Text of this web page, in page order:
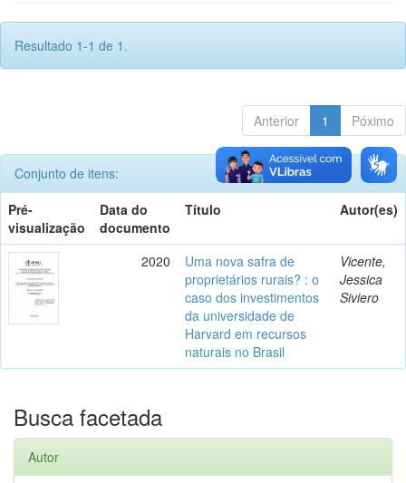
Resultado 1-1 de 1.
Anterior 1 Póximo
Conjunto de itens:
Pré-
visualização
Data do
documento
Título Autor(es)
2020
Uma nova safra de
proprietários rurais? : o
caso dos investimentos
da universidade de
Harvard em recursos
naturais no Brasil
Vicente,
Jessica
Siviero
Busca facetada
Autor